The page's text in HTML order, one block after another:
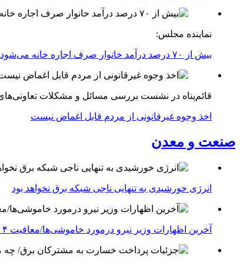
نماینده مجلس:
بیش از ۷۰ درصد درآمد خانوار صرف اجاره خانه می‌شود
قائم‌پناه در نشست بررسی مسائل و مشکلات
اخذ وجوه غیرقانونی از مردم قابل اغماض نیست
صنعت و معدن
انرژی خورشیدی به تنهایی ناجی شبکه برق نخواهد بود
آخرین اظهارات وزیر نیرو درمورد خاموشی‌ها/معافیت ۴ استان جنوبی درگیر جنگ از قطعی برق